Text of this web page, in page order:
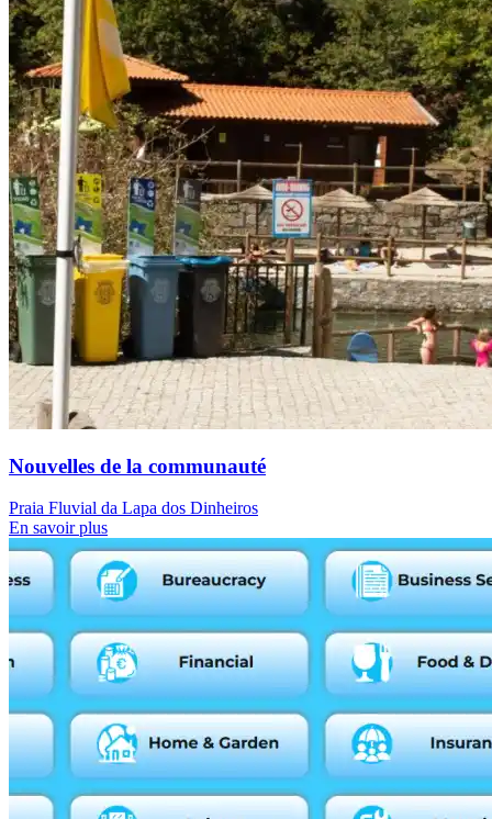
Nouvelles de la communauté
Praia Fluvial da Lapa dos Dinheiros
En savoir plus